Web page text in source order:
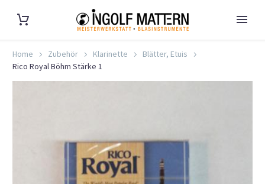
Home Zubehör Klarinette
Blätter, Etuis
Rico Royal Böhm Stärke 1